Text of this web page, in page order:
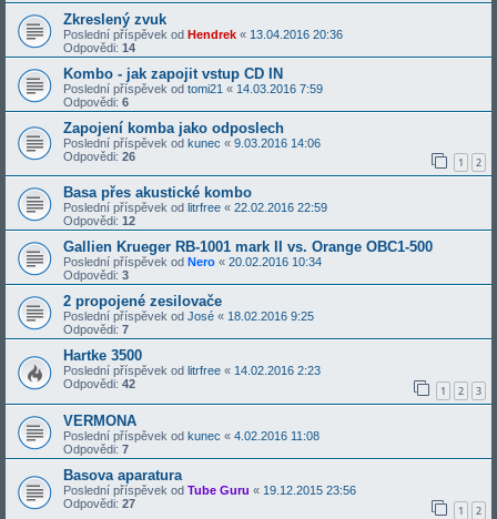
Zkreslený zvuk
Poslední příspěvek od Hendrek « 13.04.2016 20:36
Odpovědi: 14
Kombo - jak zapojit vstup CD IN
Poslední příspěvek od tomi21 « 14.03.2016 7:59
Odpovědi: 6
Zapojení komba jako odposlech
Poslední příspěvek od kunec « 9.03.2016 14:06
Odpovědi: 26 1 2
Basa přes akustické kombo
Poslední příspěvek od litrfree « 22.02.2016 22:59
Odpovědi: 12
Gallien Krueger RB-1001 mark II vs. Orange OBC1-500
Poslední příspěvek od Nero « 20.02.2016 10:34
Odpovědi: 3
2 propojené zesilovače
Poslední příspěvek od José « 18.02.2016 9:25
Odpovědi: 7
Hartke 3500
Poslední příspěvek od litrfree « 14.02.2016 2:23
Odpovědi: 42 1 2 3
VERMONA
Poslední příspěvek od kunec « 4.02.2016 11:08
Odpovědi: 7
Basova aparatura
Poslední příspěvek od Tube Guru « 19.12.2015 23:56
Odpovědi: 27 1 2